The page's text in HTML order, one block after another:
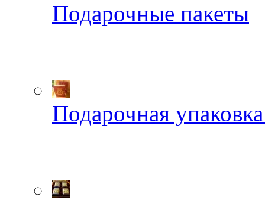
Подарочные пакеты
Подарочная